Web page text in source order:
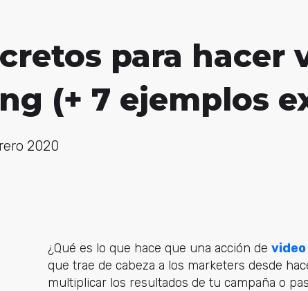
para hacer
(+ 7 ejemplos
2020
¿Qué es lo que hace que una acción de
que trae de cabeza a los marketers desde
multiplicar los resultados de tu campaña o